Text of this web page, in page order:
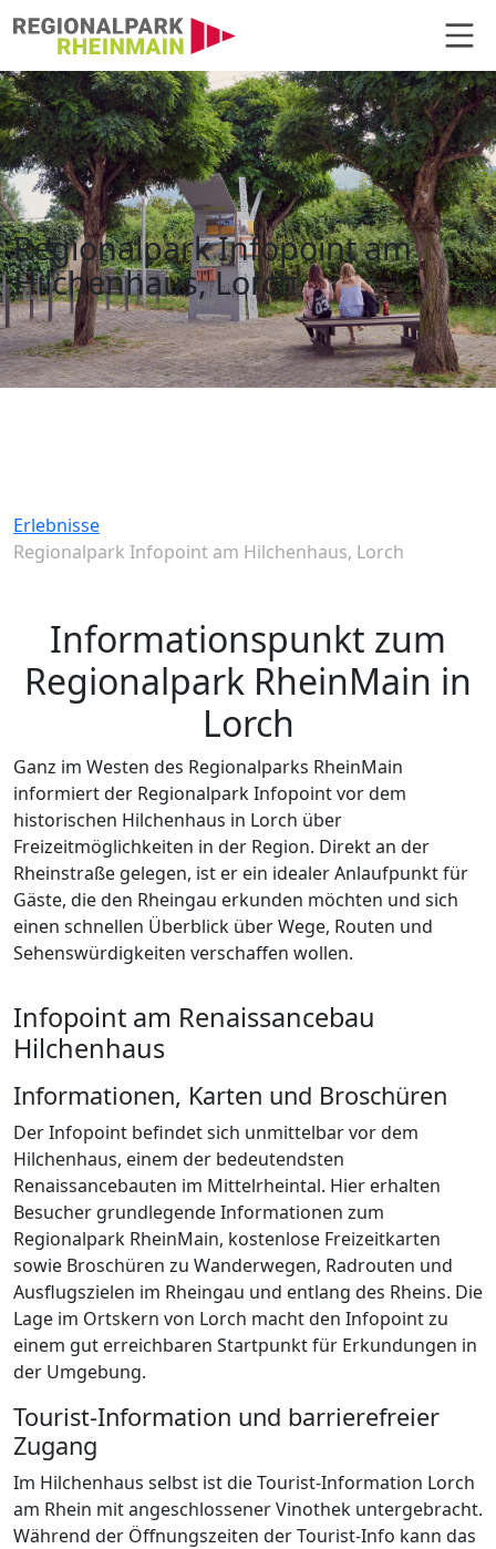
Regionalpark Infopoint am
Hauptnavigation
Regionalpark Infopoint am
Hilchenhaus, Lorch
Erlebnisse
Regionalpark Infopoint am Hilchenhaus, Lorch
Informationspunkt zum
Regionalpark RheinMain in
Lorch
Ganz im Westen des Regionalparks RheinMain
informiert der Regionalpark Infopoint vor dem
historischen Hilchenhaus in Lorch über
Freizeitmöglichkeiten in der Region. Direkt an der
Rheinstraße gelegen, ist er ein idealer Anlaufpunkt für
Gäste, die den Rheingau erkunden möchten und sich
einen schnellen Überblick über Wege, Routen und
Sehenswürdigkeiten verschaffen wollen.
Infopoint am Renaissancebau
Hilchenhaus
Informationen, Karten und Broschüren
Der Infopoint befindet sich unmittelbar vor dem
Hilchenhaus, einem der bedeutendsten
Renaissancebauten im Mittelrheintal. Hier erhalten
Besucher grundlegende Informationen zum
Regionalpark RheinMain, kostenlose Freizeitkarten
sowie Broschüren zu Wanderwegen, Radrouten und
Ausflugszielen im Rheingau und entlang des Rheins. Die
Lage im Ortskern von Lorch macht den Infopoint zu
einem gut erreichbaren Startpunkt für Erkundungen in
der Umgebung.
Tourist-Information und barrierefreier
Zugang
Im Hilchenhaus selbst ist die Tourist-Information Lorch
am Rhein mit angeschlossener Vinothek untergebracht.
Während der Öffnungszeiten der Tourist-Info kann das